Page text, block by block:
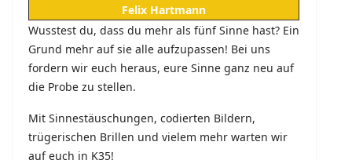
Felix Hartmann
Wusstest du, dass du mehr als fünf Sinne hast? Ein
Grund mehr auf sie alle aufzupassen! Bei uns
fordern wir euch heraus, eure Sinne ganz neu auf
die Probe zu stellen.
Mit Sinnestäuschungen, codierten Bildern,
trügerischen Brillen und vielem mehr warten wir
auf euch in K35!